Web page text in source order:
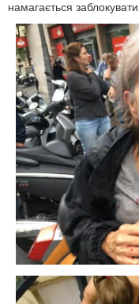
намагається